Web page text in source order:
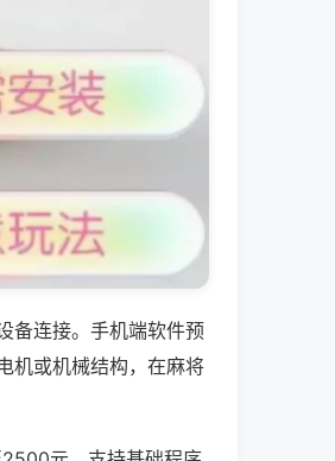
备连接。手机端软件预
机或机械结构，在麻将